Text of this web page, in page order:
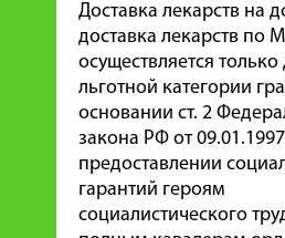
Доставка лекарств на
доставка лекарств по
осуществляется только
льготной категории
основании ст. 2
закона РФ от
предоставлении
гарантий героям
социалистического